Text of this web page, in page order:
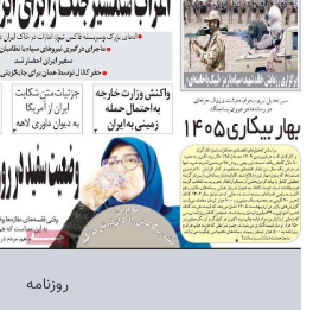
روزنامه